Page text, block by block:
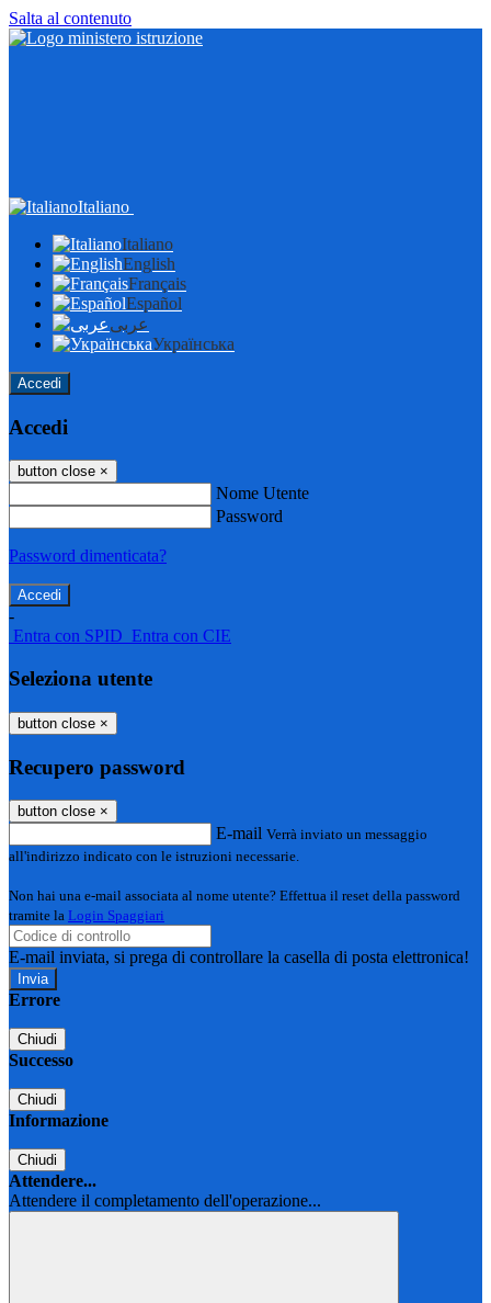
Salta al contenuto
Italiano
Italiano
English
Français
Español
عربى
Українська
Accedi
Accedi
button close ×
Nome Utente
Password
Password dimenticata?
-
Entra con SPID Entra con CIE
Seleziona utente
button close ×
Recupero password
button close ×
E-mail Verrà inviato un messaggio
all'indirizzo indicato con le istruzioni necessarie.
Non hai una e-mail associata al nome utente? Effettua il reset della password
tramite la Login Spaggiari
E-mail inviata, si prega di controllare la casella di posta elettronica!
Errore
Chiudi
Successo
Chiudi
Informazione
Chiudi
Attendere...
Attendere il completamento dell'operazione...